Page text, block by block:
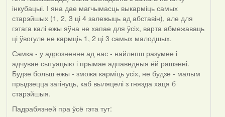
інкубацыі. І яна дае магчымасць выкарміць самых
старэйшых (1, 2, 3 ці 4 залежыць ад абставін), але для
гэтага калі ежы яўна не хапае для ўсіх, варта абмежаваць
ці ўвогуле не кармціь 1, 2 ці 3 самых малодшых.
Самка - у адрозненне ад нас - найлепш разумее і
адчувае сытуацыю і прымае адпаведныя ёй рашэнні.
Будзе больш ежы - зможа карміць усіх, не будзе - малым
прыдзецца загінуць, каб выляцелі з гнязда хаця б
старэйшыя.
Падрабязней пра ўсё гэта тут: